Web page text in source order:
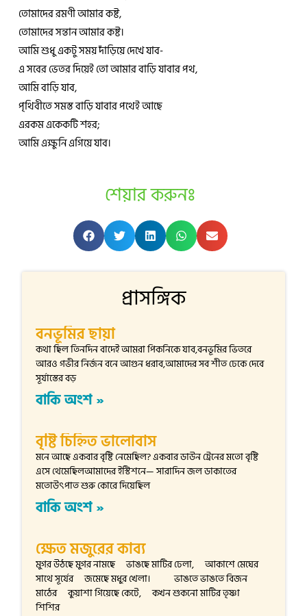
তোমাদের রমণী আমার কষ্ট,
তোমাদের সন্তান আমার কষ্ট।
আমি শুধু একটু সময় দাঁড়িয়ে দেখে যাব-
এ সবের ভেতর দিয়েই তো আমার বাড়ি যাবার পথ,
আমি বাড়ি যাব,
পৃথিবীতে সমস্ত বাড়ি যাবার পথেই আছে
এরকম একেকটি শহর;
আমি এক্ষুনি এগিয়ে যাব।
শেয়ার করুনঃ
প্রাসঙ্গিক
বনভূমির ছায়া
কথা ছিল তিনদিন বাদেই আমরা পিকনিকে যাব,বনভূমির ভিতরে
আরও গভীর নির্জন বনে আগুন ধরাব,আমাদের সব শীত ঢেকে দেবে
সূর্যাস্তের বড়
বাকি অংশ »
বৃষ্টি চিহ্নিত ভালোবাস
মনে আছে একবার বৃষ্টি নেমেছিল? একবার ডাউন ট্রেনের মতো বৃষ্টি
এসে থেমেছিলআমাদের ইস্টিশনে— সারাদিন জল ডাকাতের
মতোউৎপাত শুরু কোরে দিয়েছিল
বাকি অংশ »
ক্ষেত মজুরের কাব্য
মুগর উঠছে মুগর নামছে ভাঙছে মাটির ঢেলা, আকাশে মেঘের
সাথে সূর্যের জমেছে মধুর খেলা। ভাঙতে ভাঙতে বিজন
মাঠের কুয়াশা গিয়েছে কেটে, কখন শুকনো মাটির তৃষ্ণা
শিশির